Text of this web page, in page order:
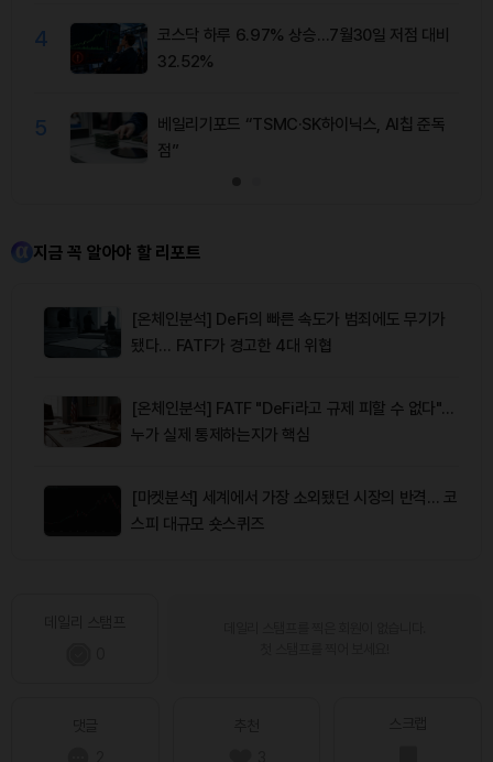
4
코스닥 하루 6.97% 상승…7월30일 저점 대비
32.52%
5
베일리기포드 “TSMC·SK하이닉스, AI칩 준독
점”
지금 꼭 알아야 할 리포트
[온체인분석] DeFi의 빠른 속도가 범죄에도 무기가
됐다… FATF가 경고한 4대 위협
[온체인분석] FATF "DeFi라고 규제 피할 수 없다"…
누가 실제 통제하는지가 핵심
[마켓분석] 세계에서 가장 소외됐던 시장의 반격… 코
스피 대규모 숏스퀴즈